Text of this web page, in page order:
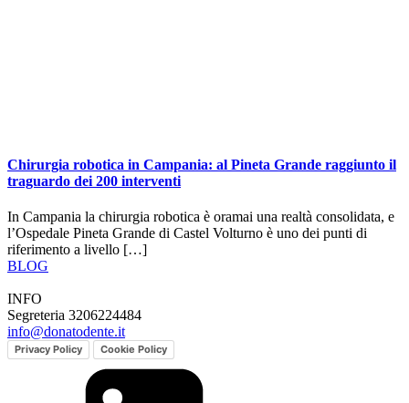
Chirurgia robotica in Campania: al Pineta Grande raggiunto il
traguardo dei 200 interventi
In Campania la chirurgia robotica è oramai una realtà consolidata, e
l’Ospedale Pineta Grande di Castel Volturno è uno dei punti di
riferimento a livello […]
BLOG
INFO
Segreteria 3206224484
info@donatodente.it
Privacy Policy Cookie Policy